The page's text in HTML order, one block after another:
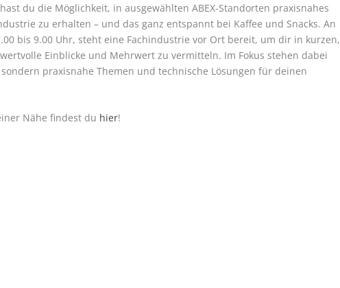
du die Möglichkeit, in ausgewählten ABEX-Standorten praxisnahes
zu erhalten – und das ganz entspannt bei Kaffee und Snacks. An
bis 9.00 Uhr, steht eine Fachindustrie vor Ort bereit, um dir in kurzen,
Einblicke und Mehrwert zu vermitteln. Im Fokus stehen dabei
praxisnahe Themen und technische Lösungen für deinen
Nähe findest du hier!